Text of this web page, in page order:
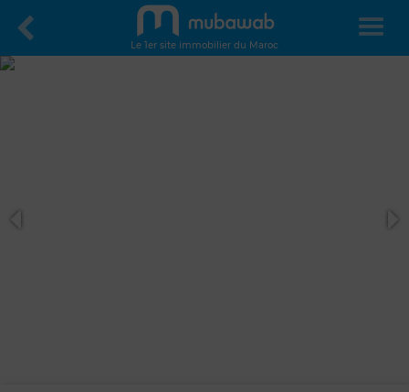
Le 1er site immobilier du Maroc